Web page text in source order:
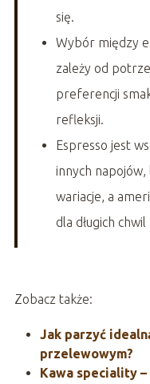
się.
Wybór między
zależy od
preferencji
refleksji.
Espresso jest
innych
wariacje, a
dla długich chwil
Zobacz także:
Jak parzyć
przelewowym?
Kawa speciality